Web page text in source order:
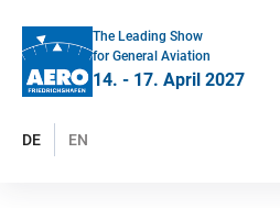
The Leading Show
for General Aviation
14. - 17. April 2027
DE EN